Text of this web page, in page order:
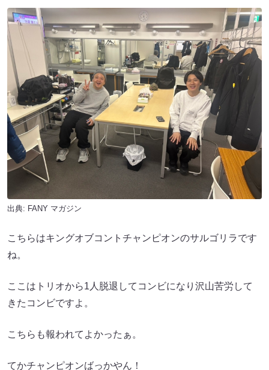
出典: FANY マガジン
こちらはキングオブコントチャンピオンのサルゴリラです
ね。
ここはトリオから1人脱退してコンビになり沢山苦労して
きたコンビですよ。
こちらも報われてよかったぁ。
てかチャンピオンばっかやん！